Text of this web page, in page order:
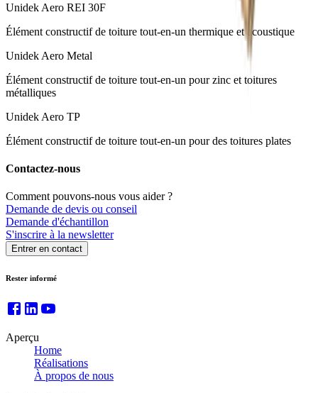
Unidek Aero REI 30F
Élément constructif de toiture tout-en-un thermique et acoustique
Unidek Aero Metal
Élément constructif de toiture tout-en-un pour zinc et toitures
métalliques
Unidek Aero TP
Élément constructif de toiture tout-en-un pour des toitures plates
Contactez-nous
Comment pouvons-nous vous aider ?
Demande de devis ou conseil
Demande d'échantillon
S'inscrire à la newsletter
Entrer en contact
Rester informé
Aperçu
Home
Réalisations
À propos de nous